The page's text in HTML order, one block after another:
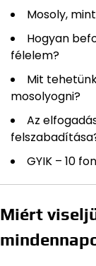
Mosoly,
Hogyan
félelem?
Mit
mosolyogni?
Az
GYIK – 10
Miért